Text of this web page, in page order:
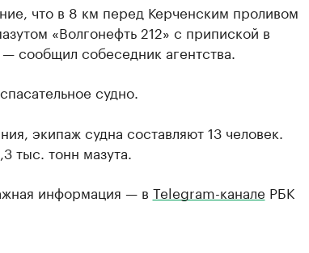
что в 8 км перед Керченским проливом
«Волгонефть 212» с припиской в
сообщил собеседник агентства.
судно.
экипаж судна составляют 13 человек.
тыс. тонн мазута.
информация — в Telegram-канале РБК